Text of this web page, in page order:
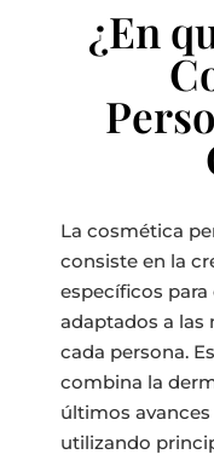
¿En
La cosmética
consiste en la
específicos
adaptados a las
cada persona.
combina la
últimos
utilizando